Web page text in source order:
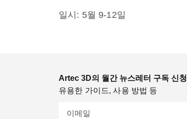
일시: 5월 9-12일
Artec 3D의 월간 뉴스레터 구독 신청
유용한 가이드, 사용 방법 등
이메일